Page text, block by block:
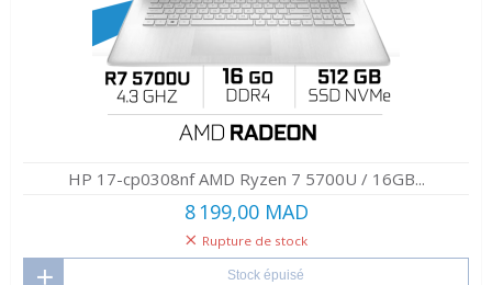
HP 17-cp0308nf AMD Ryzen 7 5700U / 16GB...
8 199,00 MAD
Rupture de stock
Stock épuisé